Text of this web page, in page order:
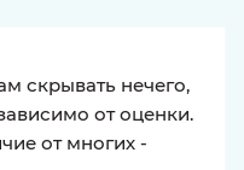
скрывать нечего,
от оценки.
от многих -